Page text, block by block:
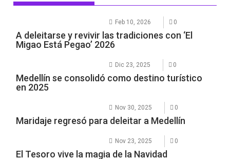
Feb 10, 2026 0
A deleitarse y revivir las tradiciones con ‘El
Migao Está Pegao’ 2026
Dic 23, 2025 0
Medellín se consolidó como destino turístico
en 2025
Nov 30, 2025 0
Maridaje regresó para deleitar a Medellín
Nov 23, 2025 0
El Tesoro vive la magia de la Navidad